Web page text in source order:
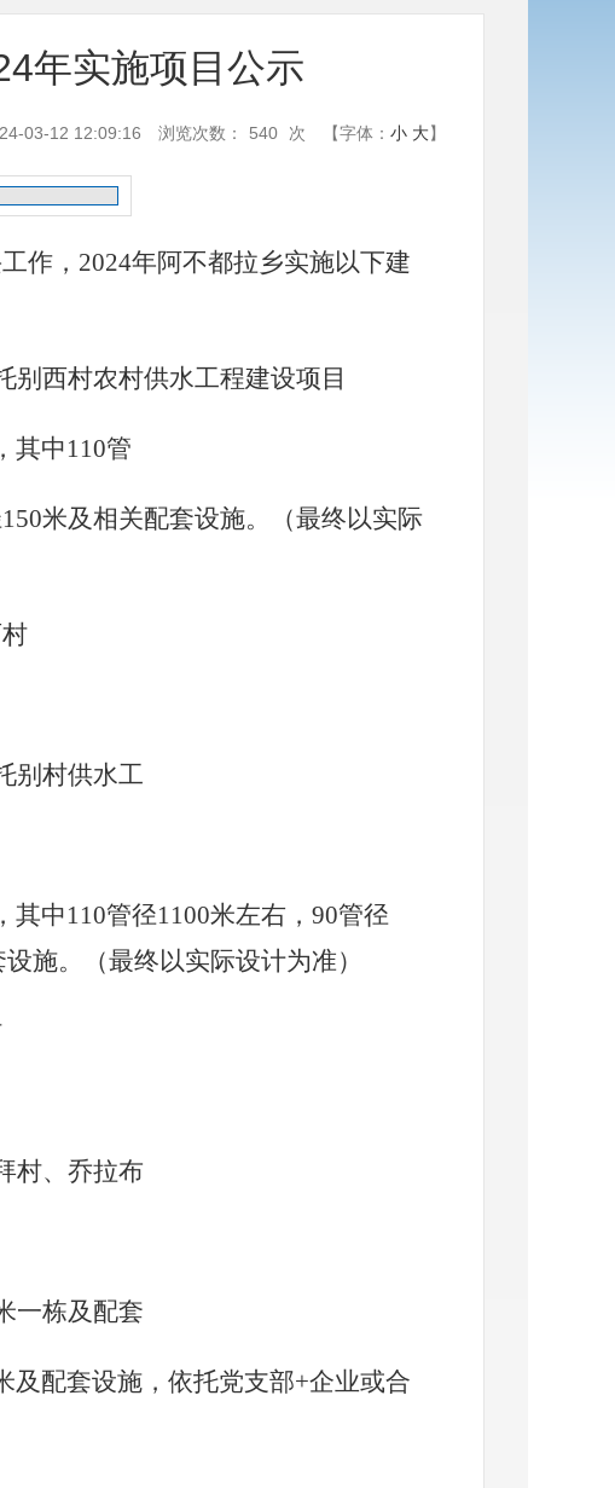
年实施项目公示
03-12 12:09:16 浏览次数： 540 次 【字体： 小 大】
作， 2024年阿不都拉乡实施以下建
别西村农村供水工程建设项目
其中110管
米及相关配套设施。（最终以实际
别村供水工
其中110管径1100米左右，90管径
施。（最终以实际设计为准）
村、乔拉布
一栋及配套
及配套设施，依托党支部+企业或合